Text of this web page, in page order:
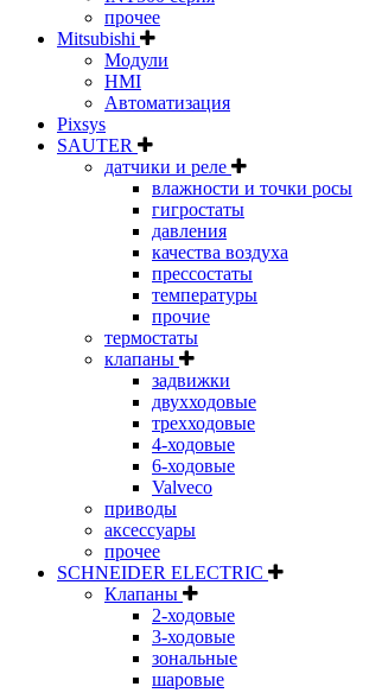
прочее
Mitsubishi
Модули
HMI
Автоматизация
Pixsys
SAUTER
датчики и реле
влажности и точки росы
гигростаты
давления
качества воздуха
прессостаты
температуры
прочие
термостаты
клапаны
задвижки
двухходовые
трехходовые
4-ходовые
6-ходовые
Valveco
приводы
аксессуары
прочее
SCHNEIDER ELECTRIC
Клапаны
2-ходовые
3-ходовые
зональные
шаровые